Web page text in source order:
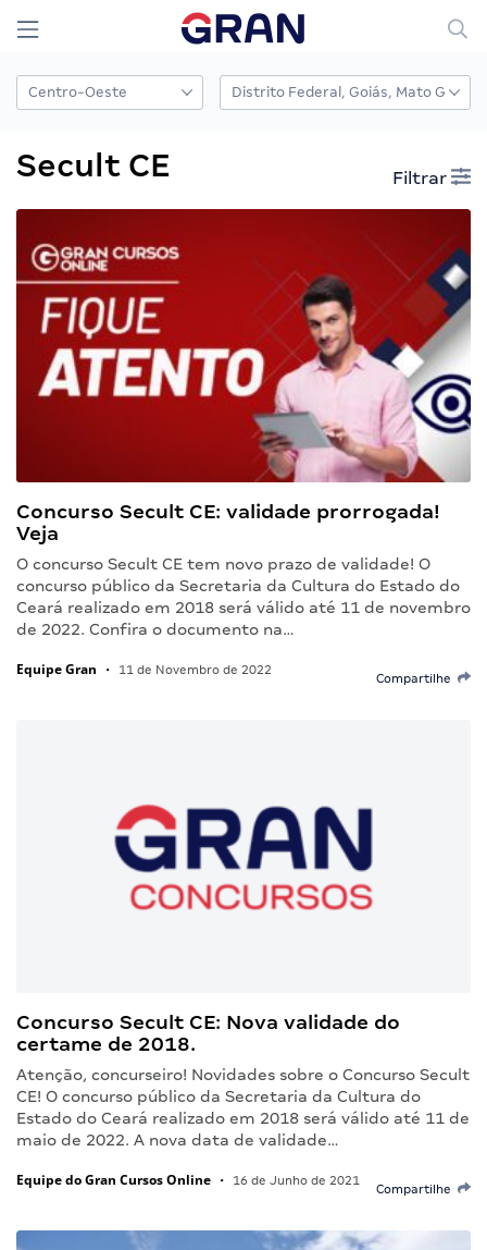
Secult CE Filtrar
Concurso Secult CE: validade prorrogada!
Veja
O concurso Secult CE tem novo prazo de validade! O
concurso público da Secretaria da Cultura do Estado do
Ceará realizado em 2018 será válido até 11 de novembro
de 2022. Confira o documento na…
Equipe Gran • 11 de Novembro de 2022
Compartilhe
Concurso Secult CE: Nova validade do
certame de 2018.
Atenção, concurseiro! Novidades sobre o Concurso Secult
CE! O concurso público da Secretaria da Cultura do
Estado do Ceará realizado em 2018 será válido até 11 de
maio de 2022. A nova data de validade…
Equipe do Gran Cursos Online • 16 de Junho de 2021
Compartilhe